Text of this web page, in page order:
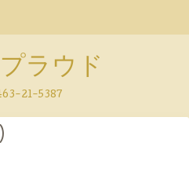
ラウド
21-5387